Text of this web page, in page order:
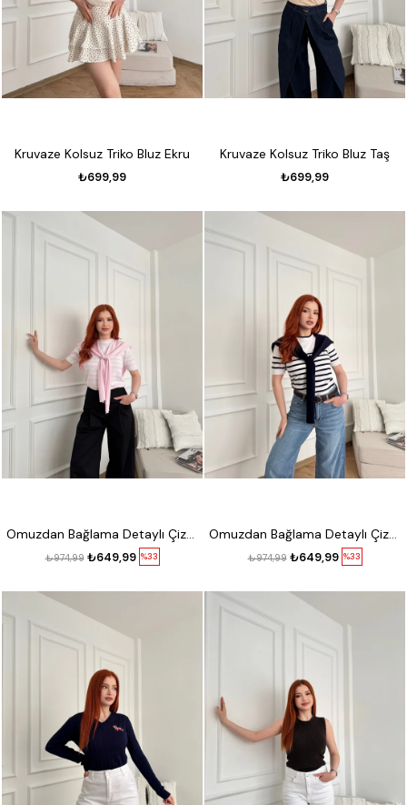
Kruvaze Kolsuz Triko Bluz Ekru
₺699,99
Kruvaze Kolsuz Triko Bluz Taş
₺699,99
Omuzdan Bağlama Detaylı Çizgili Kısa Kol Triko Ekru-pembe
%33
₺649,99
₺974,99
Omuzdan Bağlama Detaylı Çizgili Kısa Kol Triko Ekru-laci
%33
₺649,99
₺974,99